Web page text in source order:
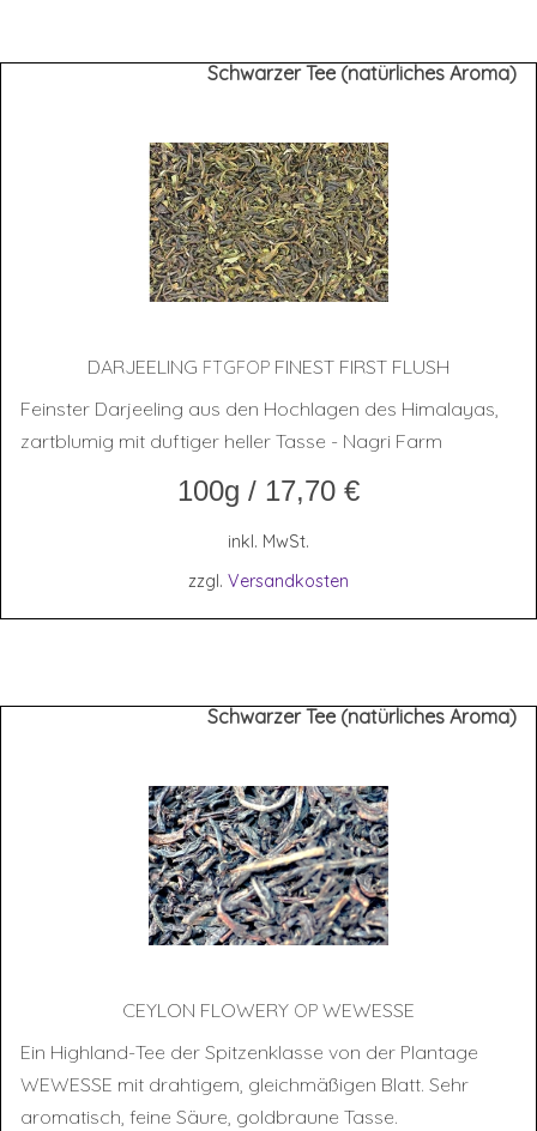
Schwarzer Tee (natürliches Aroma)
DAR­JEE­LING FTGFOP FINEST FIRST FLUSH
Feinster Darjeeling aus den Hochlagen des Himalayas,
zartblumig mit duftiger heller Tasse - Nagri Farm
100g / 17,70 €
inkl. MwSt.
zzgl. Versandkosten
Schwarzer Tee (natürliches Aroma)
CEY­LON FLOWERY OP WEWESSE
Ein Highland-Tee der Spitzenklasse von der Plantage
WEWESSE mit drahtigem, gleichmäßigen Blatt. Sehr
aromatisch, feine Säure, goldbraune Tasse.